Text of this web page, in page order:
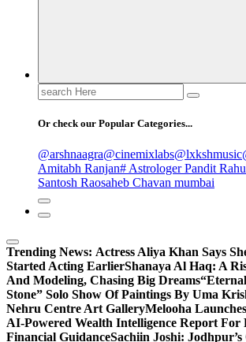
Search
for:
Or check our Popular Categories...
@arshnaagra@cinemixlabs@lxkshmusic
Amitabh Ranjan# Astrologer Pandit
Santosh Raosaheb Chavan mumbai
Trending News: Actress Aliya Khan Says
Started Acting EarlierShanaya Al Haq: A
And Modeling, Chasing Big Dreams
Stone” Solo Show Of Paintings By Uma
Nehru Centre Art GalleryMelooha
AI-Powered Wealth Intelligence Report For
Financial GuidanceSachiin Joshi: